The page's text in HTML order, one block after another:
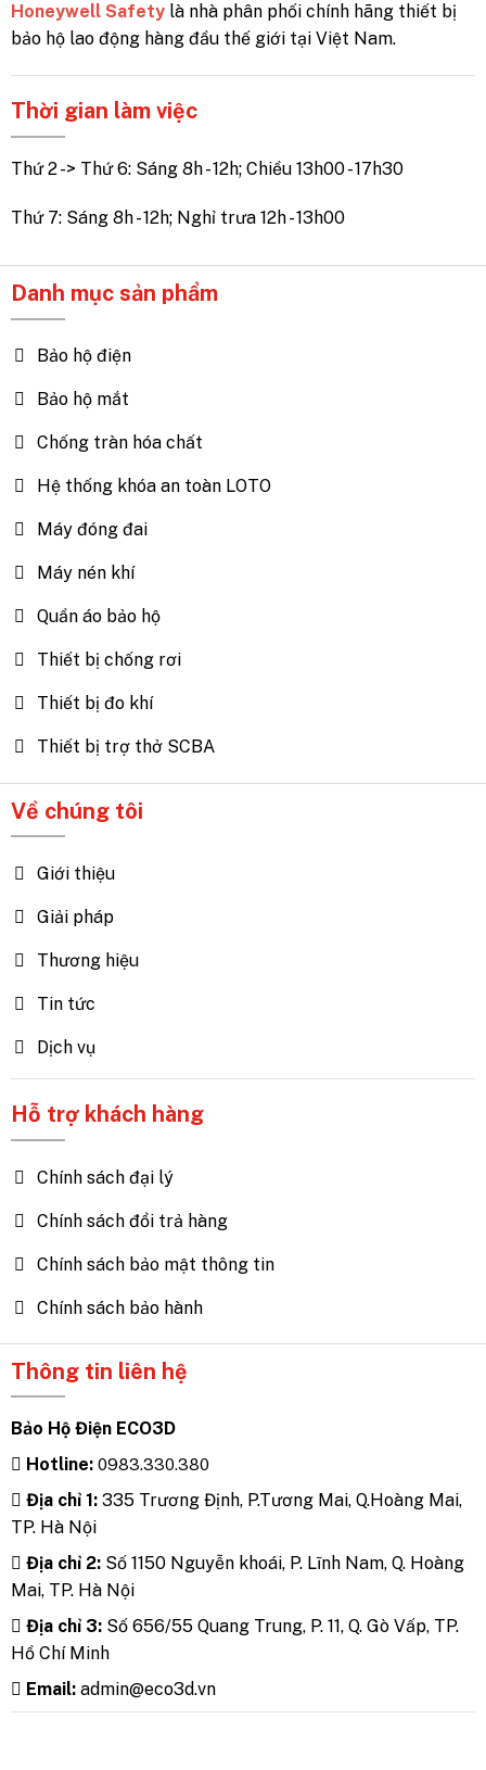
Honeywell Safety là nhà phân phối chính hãng thiết bị
bảo hộ lao động hàng đầu thế giới tại Việt Nam.
Thời gian làm việc
Thứ 2 -> Thứ 6: Sáng 8h - 12h; Chiều 13h00 - 17h30
Thứ 7: Sáng 8h - 12h; Nghỉ trưa 12h - 13h00
Danh mục sản phẩm
Bảo hộ điện
Bảo hộ mắt
Chống tràn hóa chất
Hệ thống khóa an toàn LOTO
Máy đóng đai
Máy nén khí
Quần áo bảo hộ
Thiết bị chống rơi
Thiết bị đo khí
Thiết bị trợ thở SCBA
Về chúng tôi
Giới thiệu
Giải pháp
Thương hiệu
Tin tức
Dịch vụ
Hỗ trợ khách hàng
Chính sách đại lý
Chính sách đổi trả hàng
Chính sách bảo mật thông tin
Chính sách bảo hành
Thông tin liên hệ
Bảo Hộ Điện ECO3D
Hotline: 0983.330.380
Địa chỉ 1: 335 Trương Định, P.Tương Mai, Q.Hoàng Mai,
TP. Hà Nội
Địa chỉ 2: Số 1150 Nguyễn khoái, P. Lĩnh Nam, Q. Hoàng
Mai, TP. Hà Nội
Địa chỉ 3: Số 656/55 Quang Trung, P. 11, Q. Gò Vấp, TP.
Hồ Chí Minh
Email: admin@eco3d.vn